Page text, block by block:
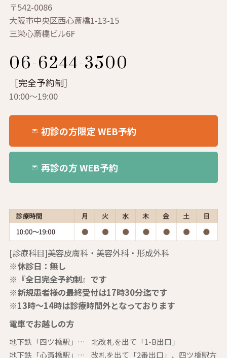
〒542-0086
大阪市中央区西心斎橋1-13-15
三栄心斎橋ビル6F
06-6244-3500
［完全予約制］
10:00～19:00
初診の方限定 WEB予約
再診の方 WEB予約
[診療科目]美容皮膚科・美容外科・形成外科
※休診日：無し
※『全日完全予約制』です
※新規患者様の最終受付は17時30分迄です
※13時～14時は診療時間外となっております
電車でお越しの方
地下鉄「四ツ橋駅」…
北改札を出て「1-B出口」
地下鉄「心斎橋駅」…
改札を出て「2番出口」、四ツ橋駅方